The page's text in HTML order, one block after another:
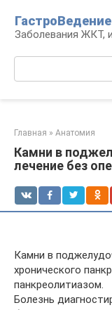
контенту
ГастроВедение
Заболевания ЖКТ,
Главная » Анатомия
Камни в
лечение без
Камни в
хронического
панкреолитиазом.
Болезнь